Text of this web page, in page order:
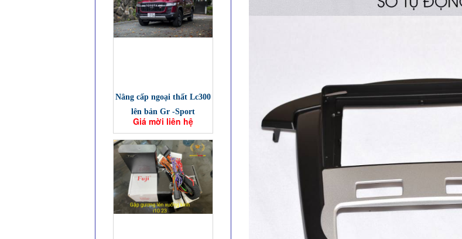
Nâng cấp ngoại thất Lc300
lên bản Gr -Sport
Giá mời liên hệ